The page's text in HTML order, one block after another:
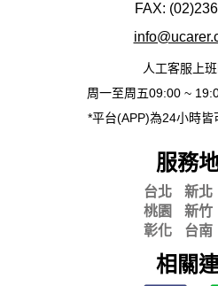
FAX:
人工客服上
周一至周五09:00 ~
*平台(APP)為24小時皆
服務
台北 新北
桃園
新竹
彰化
台南
相關